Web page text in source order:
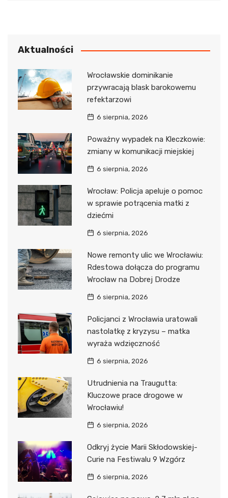
Aktualności
Wrocławskie dominikanie
przywracają blask barokowemu
refektarzowi
6 sierpnia, 2026
Poważny wypadek na Kleczkowie:
zmiany w komunikacji miejskiej
6 sierpnia, 2026
Wrocław: Policja apeluje o pomoc
w sprawie potrącenia matki z
dziećmi
6 sierpnia, 2026
Nowe remonty ulic we Wrocławiu:
Rdestowa dołącza do programu
Wrocław na Dobrej Drodze
6 sierpnia, 2026
Policjanci z Wrocławia uratowali
nastolatkę z kryzysu – matka
wyraża wdzięczność
6 sierpnia, 2026
Utrudnienia na Traugutta:
Kluczowe prace drogowe w
Wrocławiu!
6 sierpnia, 2026
Odkryj życie Marii Skłodowskiej-
Curie na Festiwalu 9 Wzgórz
6 sierpnia, 2026